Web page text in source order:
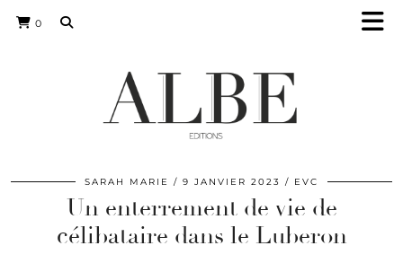
0
SARAH MARIE 9 JANVIER 2023 EVC
Un enterrement de vie de
célibataire dans le Luberon